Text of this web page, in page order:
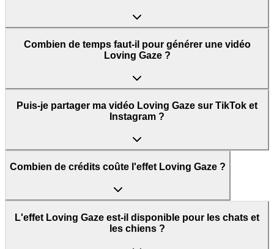
Combien de temps faut-il pour générer une vidéo
Loving Gaze ?
Puis-je partager ma vidéo Loving Gaze sur TikTok et
Instagram ?
Combien de crédits coûte l'effet Loving Gaze ?
L'effet Loving Gaze est-il disponible pour les chats et
les chiens ?